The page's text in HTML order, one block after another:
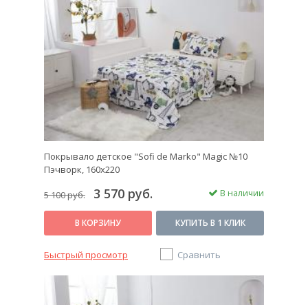
Покупая покрывало Софи де Марко, вы делаете
поистине королевский подарок себе и своим
близким, а наши консультанты окажут вам
необходимую помощь при выборе нужного вам
изделия. Доставка по Москве у нас быстрая и
бесплатная. Мы также доставляем наши товары в
Санкт-Петербург и другие регионы России.
Покрывало детское "Sofi de Marko" Magic №10
Пэчворк, 160х220
5 100 руб. 3 570 руб. В наличии
В КОРЗИНУ КУПИТЬ В 1 КЛИК
Быстрый просмотр Сравнить